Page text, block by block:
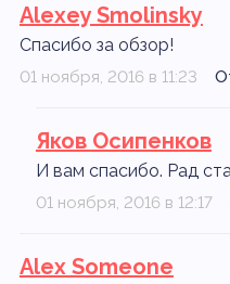
Alexey Smolinsky
Спасибо за обзор!
01 ноября, 2016 в 11:23
Яков Осипенков
И вам спасибо. Рад
01 ноября, 2016 в 12:17
Alex Someone